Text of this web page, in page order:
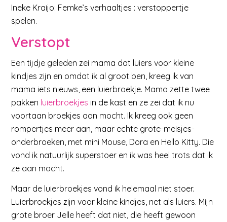
Ineke Kraijo: Femke’s verhaaltjes : verstoppertje
spelen.
Verstopt
Een tijdje geleden zei mama dat luiers voor kleine
kindjes zijn en omdat ik al groot ben, kreeg ik van
mama iets nieuws, een luierbroekje. Mama zette twee
pakken luierbroekjes in de kast en ze zei dat ik nu
voortaan broekjes aan mocht. Ik kreeg ook geen
rompertjes meer aan, maar echte grote-meisjes-
onderbroeken, met mini Mouse, Dora en Hello Kitty. Die
vond ik natuurlijk superstoer en ik was heel trots dat ik
ze aan mocht.
Maar de luierbroekjes vond ik helemaal niet stoer.
Luierbroekjes zijn voor kleine kindjes, net als luiers. Mijn
grote broer Jelle heeft dat niet, die heeft gewoon